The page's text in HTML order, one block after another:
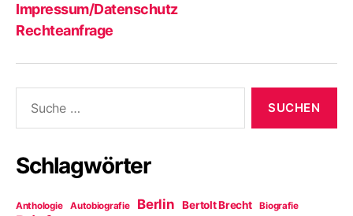
Impressum/Datenschutz
Rechteanfrage
nach:
Schlagwörter
Anthologie Autobiografie Berlin Bertolt Brecht Biografie